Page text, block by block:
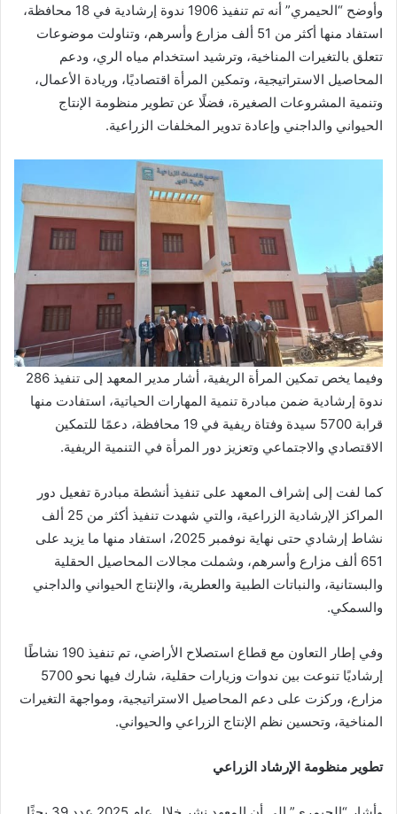
وأوضح “الحيمري” أنه تم تنفيذ 1906 ندوة إرشادية في 18 محافظة،
استفاد منها أكثر من 51 ألف مزارع وأسرهم، وتناولت موضوعات
تتعلق بالتغيرات المناخية، وترشيد استخدام مياه الري، ودعم
المحاصيل الاستراتيجية، وتمكين المرأة اقتصاديًا، وريادة الأعمال،
وتنمية المشروعات الصغيرة، فضلًا عن تطوير منظومة الإنتاج
الحيواني والداجني وإعادة تدوير المخلفات الزراعية.
وفيما يخص تمكين المرأة الريفية، أشار مدير المعهد إلى تنفيذ 286
ندوة إرشادية ضمن مبادرة تنمية المهارات الحياتية، استفادت منها
قرابة 5700 سيدة وفتاة ريفية في 19 محافظة، دعمًا للتمكين
الاقتصادي والاجتماعي وتعزيز دور المرأة في التنمية الريفية.
كما لفت إلى إشراف المعهد على تنفيذ أنشطة مبادرة تفعيل دور
المراكز الإرشادية الزراعية، والتي شهدت تنفيذ أكثر من 25 ألف
نشاط إرشادي حتى نهاية نوفمبر 2025، استفاد منها ما يزيد على
651 ألف مزارع وأسرهم، وشملت مجالات المحاصيل الحقلية
والبستانية، والنباتات الطبية والعطرية، والإنتاج الحيواني والداجني
والسمكي.
وفي إطار التعاون مع قطاع استصلاح الأراضي، تم تنفيذ 190 نشاطًا
إرشاديًا تنوعت بين ندوات وزيارات حقلية، شارك فيها نحو 5700
مزارع، وركزت على دعم المحاصيل الاستراتيجية، ومواجهة التغيرات
المناخية، وتحسين نظم الإنتاج الزراعي والحيواني.
تطوير منظومة الإرشاد الزراعي